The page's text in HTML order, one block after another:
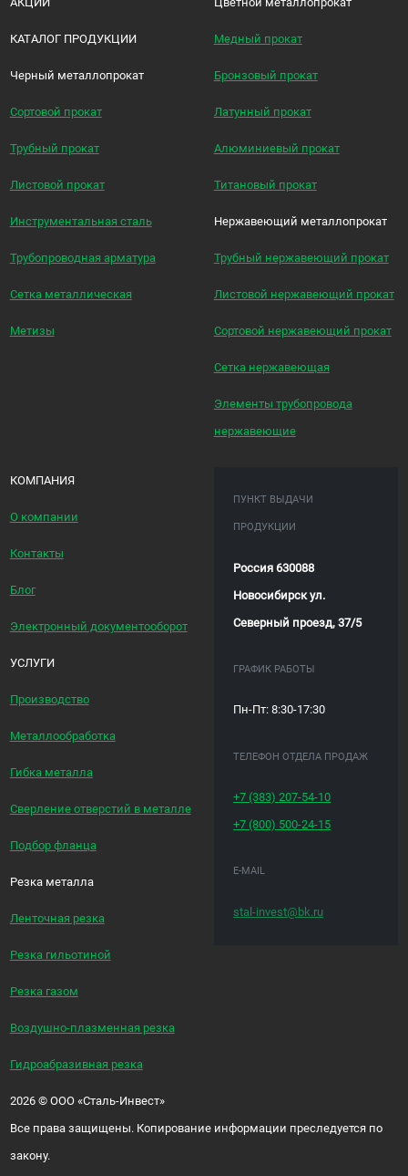
КАТАЛОГ ПРОДУКЦИИ
Черный металлопрокат
Сортовой прокат
Трубный прокат
Листовой прокат
Инструментальная сталь
Трубопроводная арматура
Сетка металлическая
Метизы
Медный прокат
Бронзовый прокат
Латунный прокат
Алюминиевый прокат
Титановый прокат
Нержавеющий металлопрокат
Трубный нержавеющий прокат
Листовой нержавеющий прокат
Сортовой нержавеющий прокат
Сетка нержавеющая
Элементы трубопровода
нержавеющие
КОМПАНИЯ
О компании
Контакты
Блог
Электронный документооборот
УСЛУГИ
Производство
Металлообработка
Гибка металла
Сверление отверстий в металле
Подбор фланца
Резка металла
Ленточная резка
Резка гильотиной
Резка газом
Воздушно-плазменная резка
Гидроабразивная резка
ПУНКТ ВЫДАЧИ
ПРОДУКЦИИ
Россия 630088
Новосибирск ул.
Северный проезд, 37/5
ГРАФИК РАБОТЫ
Пн-Пт: 8:30-17:30
ТЕЛЕФОН ОТДЕЛА ПРОДАЖ
+7 (383)207-54-10
+7 (800) 500-24-15
E-MAIL
stal-invest@bk.ru
2026 ©ООО «Сталь-Инвест»
Все права защищены. Копирование информации преследуется по
закону.